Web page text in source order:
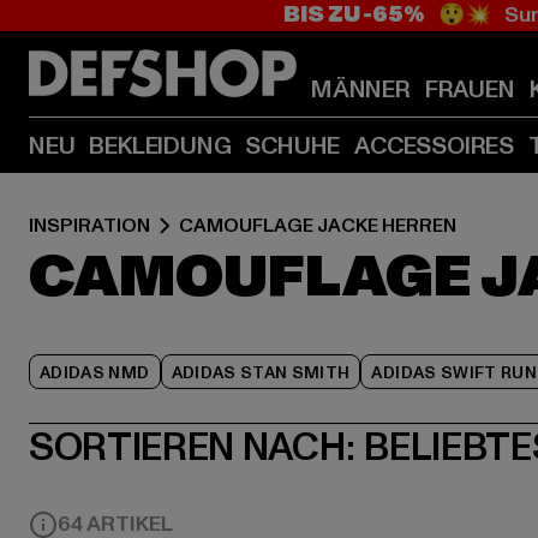
BIS ZU -65% 😲💥
MÄNNER FRAUEN
NEU BEKLEIDUNG SCHUHE ACCESSOIRES
INSPIRATION CAMOUFLAGE JACKE HERREN
CAMOUFLAGE
ADIDAS NMD ADIDAS STAN SMITH ADIDAS SWIFT RUN
SORTIEREN NACH:
64 ARTIKEL